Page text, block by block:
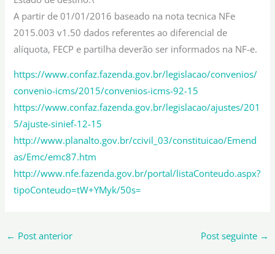
A partir de 01/01/2016 baseado na nota tecnica NFe
2015.003 v1.50 dados referentes ao diferencial de
alíquota, FECP e partilha deverão ser informados na NF-e.
https://www.confaz.fazenda.gov.br/legislacao/convenios/
convenio-icms/2015/convenios-icms-92-15
https://www.confaz.fazenda.gov.br/legislacao/ajustes/201
5/ajuste-sinief-12-15
http://www.planalto.gov.br/ccivil_03/constituicao/Emend
as/Emc/emc87.htm
http://www.nfe.fazenda.gov.br/portal/listaConteudo.aspx?
tipoConteudo=tW+YMyk/50s=
← Post anterior Post seguinte →